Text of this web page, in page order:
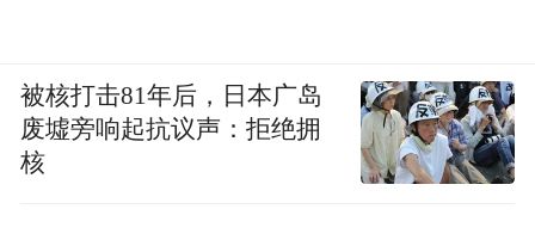
被核打击81年后，日本广岛
废墟旁响起抗议声：拒绝拥
核